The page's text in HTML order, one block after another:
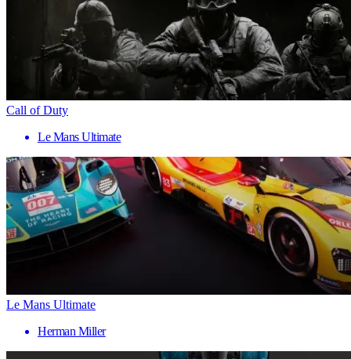
Call of Duty
Le Mans Ultimate
Le Mans Ultimate
Herman Miller